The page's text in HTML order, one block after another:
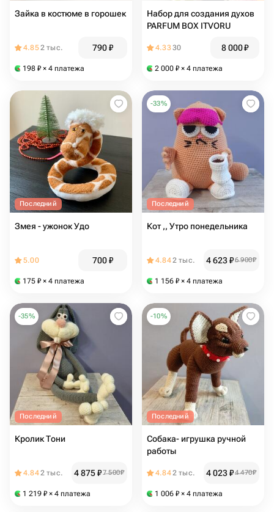
Зайка в костюме в горошек
4.852 тыс. 790₽
198 ₽ × 4 платежа
Набор для создания духов
PARFUM BOX ITVORU
4.3330 8 000₽
2 000 ₽ × 4 платежа
Последний
Змея - ужонок Удо
5.00 700₽
175 ₽ × 4 платежа
-33%
Последний
Кот ,, Утро понедельника
4.842 тыс. 4 623₽6 900₽
1 156 ₽ × 4 платежа
-35%
Последний
Кролик Тони
4.842 тыс. 4 875₽7 500₽
1 219 ₽ × 4 платежа
-10%
Последний
Собака- игрушка ручной
работы
4.842 тыс. 4 023₽4 470₽
1 006 ₽ × 4 платежа